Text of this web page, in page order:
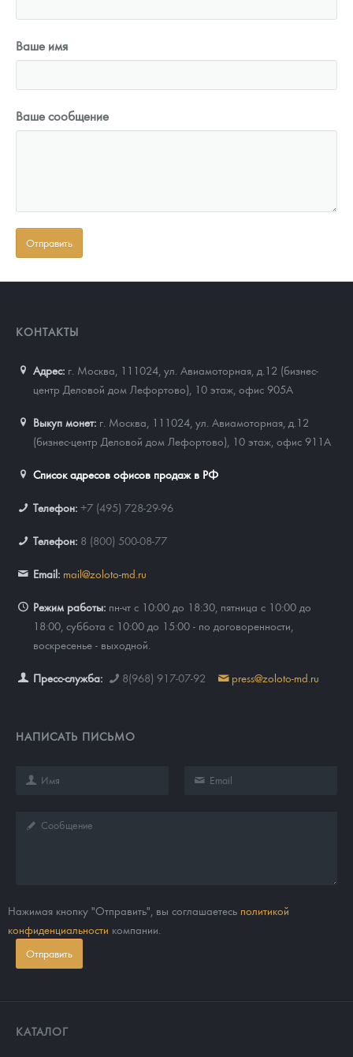
Ваше имя
Ваше сообщение
КОНТАКТЫ
Адрес: г. Москва, 111024 ул. Авиамоторная, д.12 (бизнес-
центр Деловой дом Лефортово), 10 этаж, офис 905А
Выкуп монет: г. Москва, 111024, ул. Авиамоторная, д.12
(бизнес-центр Деловой дом Лефортово), 10 этаж, офис 911А
Список адресов офисов продаж в РФ
Телефон: +7 (495) 728-29-96
Телефон: 8 (800) 500-08-77
Email: mail@zoloto-md.ru
Режим работы: пн-чт с 10:00 до 18:30, пятница с 10:00 до
18:00, суббота с 10:00 до 15:00 - по договоренности,
воскресенье - выходной.
Пресс-служба: 8(968) 917-07-92 press@zoloto-md.ru
НАПИСАТЬ ПИСЬМО
Нажимая кнопку "Отправить", вы соглашаетесь политикой
конфиденциальности компании.
Отправить
КАТАЛОГ